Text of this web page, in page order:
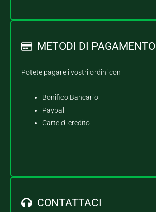
METODI DI PAGAMENTO
Potete pagare i vostri ordini con
Bonifico Bancario
Paypal
Carte di credito
CONTATTACI